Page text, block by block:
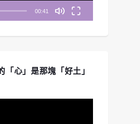
00:41
「心」是那塊「好土」